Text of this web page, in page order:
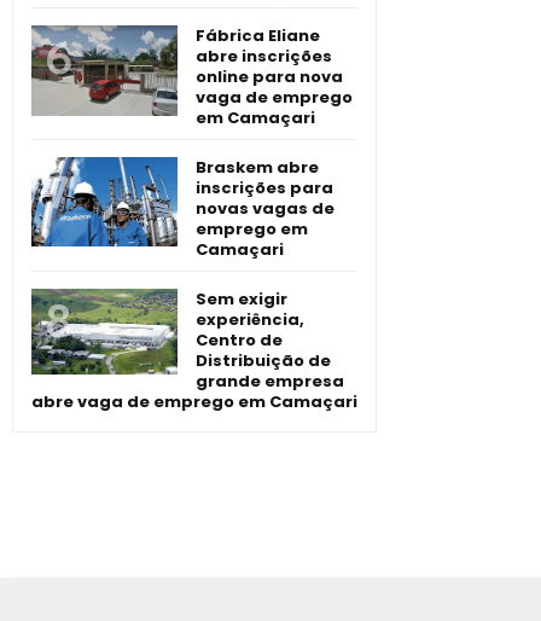
Fábrica Eliane
abre inscrições
online para nova
vaga de emprego
em Camaçari
Braskem abre
inscrições para
novas vagas de
emprego em
Camaçari
Sem exigir
experiência,
Centro de
Distribuição de
grande empresa
abre vaga de emprego em Camaçari